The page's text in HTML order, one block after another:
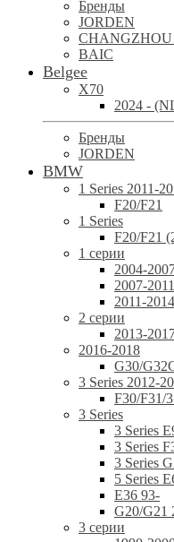
Бренды
JORDEN
CHANGZHOU
BAIC
Belgee
X70
2024 -
Бренды
JORDEN
BMW
1 Series 2011-
F20/F21
1 Series
F20/F21
1 серии
2004-
2007-2011
2011-2014
2 серии
2013-
2016-2018
G30/
3 Series 2012-
F30/F31/
3 Series
3 Series
3 Series
3 Series
5 Series
E36 93-
G20/G21
3 серии